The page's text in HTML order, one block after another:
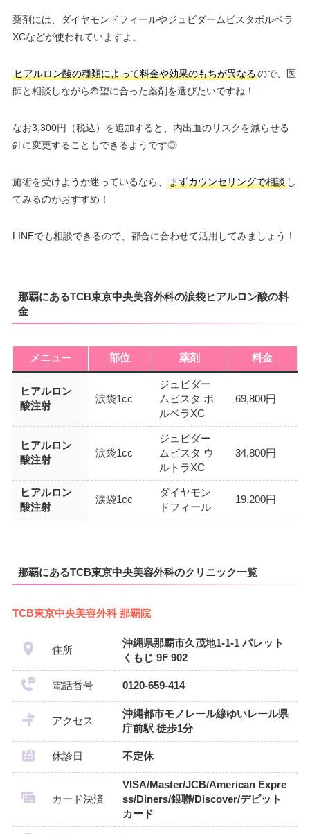
薬剤には、ダイヤモンドフィールやジュビダームビスタボルベラ
XCなどが使われていますよ。
ヒアルロン酸の種類によって料金や効果のもちが異なるので、医
師と相談しながら希望に合った薬剤を選びたいですね！
なお3,300円（税込）を追加すると、内出血のリスクを減らせる
針に変更することもできるようです◎
施術を受けようか迷っているなら、 まずカウンセリングで相談し
てみるのがおすすめ！
LINEでも相談できるので、都合に合わせて活用してみましょう！
那覇にあるTCB東京中央美容外科の涙袋ヒアルロン酸の料
金
メニュー 部位 薬剤 料金
ヒアルロン
酸注射
涙袋1cc
ジュビダー
ムビスタ ボ
ルベラXC
69,800円
ヒアルロン
酸注射
涙袋1cc
ジュビダー
ムビスタ ウ
ルトラXC
34,800円
ヒアルロン
酸注射
涙袋1cc
ダイヤモン
ドフィール
19,200円
那覇にあるTCB東京中央美容外科のクリニック一覧
TCB東京中央美容外科 那覇院
住所
沖縄県那覇市久茂地1-1-1 パレット
くもじ 9F 902
電話番号 0120-659-414
アクセス
沖縄都市モノレール線ゆいレール県
庁前駅 徒歩1分
休診日 不定休
カード決済
VISA/Master/JCB/American Expre
ss/Diners/銀聯/Discover/デビット
カード